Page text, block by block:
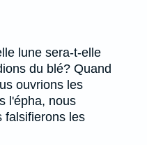
lune sera-t-elle
du blé? Quand
ouvrions les
l'épha, nous
falsifierons les